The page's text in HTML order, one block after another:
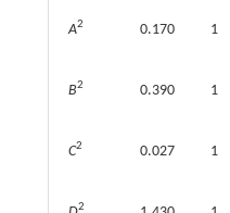
A2 0.170 1
B2 0.390 1
C2 0.027 1
2